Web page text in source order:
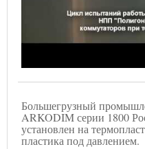
Большегрузный
ARKODIM серии 1800
установлен на
пластика под давлением.